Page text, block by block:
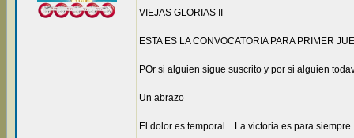
VIEJAS GLORIAS II
ESTA ES LA CONVOCATORIA PARA PRIMER
POr si alguien sigue suscrito y por si alguien
Un abrazo
El dolor es temporal....La victoria es para siempre